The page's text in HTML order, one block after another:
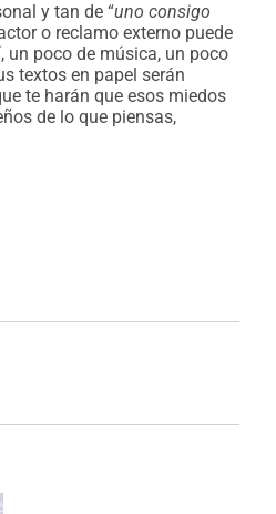
y tan de “uno consigo
o reclamo externo puede
un poco de música, un poco
textos en papel serán
te harán que esos miedos
de lo que piensas,